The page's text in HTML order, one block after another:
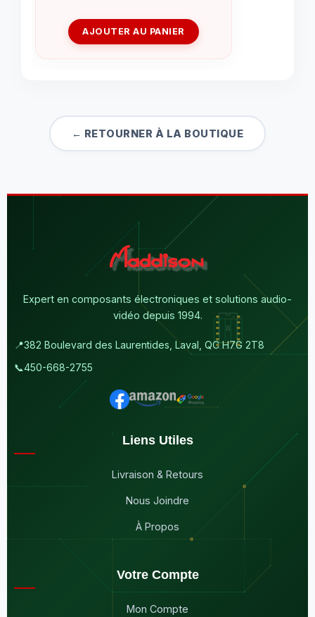
AJOUTER AU PANIER
← RETOURNER À LA BOUTIQUE
Expert en composants électroniques et solutions audio-
vidéo depuis 1994.
📍382 Boulevard des Laurentides, Laval, QC H7G 2T8
📞450-668-2755
Liens Utiles
Livraison & Retours
Nous Joindre
À Propos
Votre Compte
Mon Compte